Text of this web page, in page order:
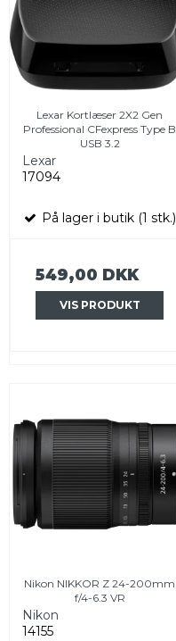
Lexar Kortlæser 2X2 Gen
Professional CFexpress Type B
USB 3.2
Lexar
17094
På lager i butik (1 stk.)
549,00 DKK
VIS PRODUKT
Nikon NIKKOR Z 24-200mm
f/4-6.3 VR
Nikon
14155